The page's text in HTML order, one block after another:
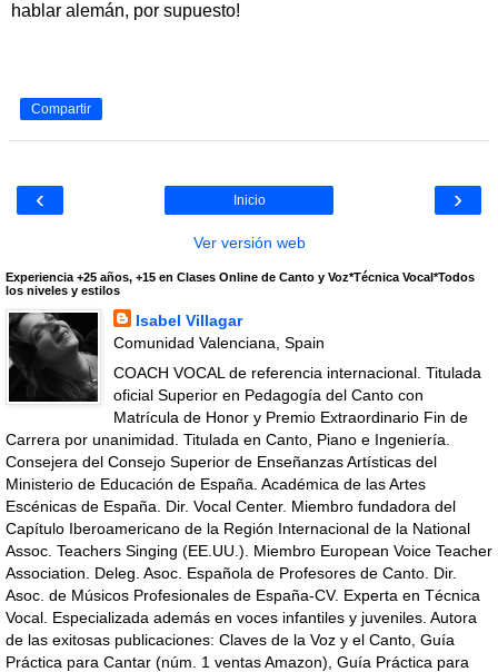
hablar alemán, por supuesto!
Compartir
‹ ›
Inicio
Ver versión web
Experiencia +25 años, +15 en Clases Online de Canto y Voz*Técnica Vocal*Todos
los niveles y estilos
Isabel Villagar
Comunidad Valenciana, Spain
COACH VOCAL de referencia internacional. Titulada
oficial Superior en Pedagogía del Canto con
Matrícula de Honor y Premio Extraordinario Fin de
Carrera por unanimidad. Titulada en Canto, Piano e Ingeniería.
Consejera del Consejo Superior de Enseñanzas Artísticas del
Ministerio de Educación de España. Académica de las Artes
Escénicas de España. Dir. Vocal Center. Miembro fundadora del
Capítulo Iberoamericano de la Región Internacional de la National
Assoc. Teachers Singing (EE.UU.). Miembro European Voice Teacher
Association. Deleg. Asoc. Española de Profesores de Canto. Dir.
Asoc. de Músicos Profesionales de España-CV. Experta en Técnica
Vocal. Especializada además en voces infantiles y juveniles. Autora
de las exitosas publicaciones: Claves de la Voz y el Canto, Guía
Práctica para Cantar (núm. 1 ventas Amazon), Guía Práctica para